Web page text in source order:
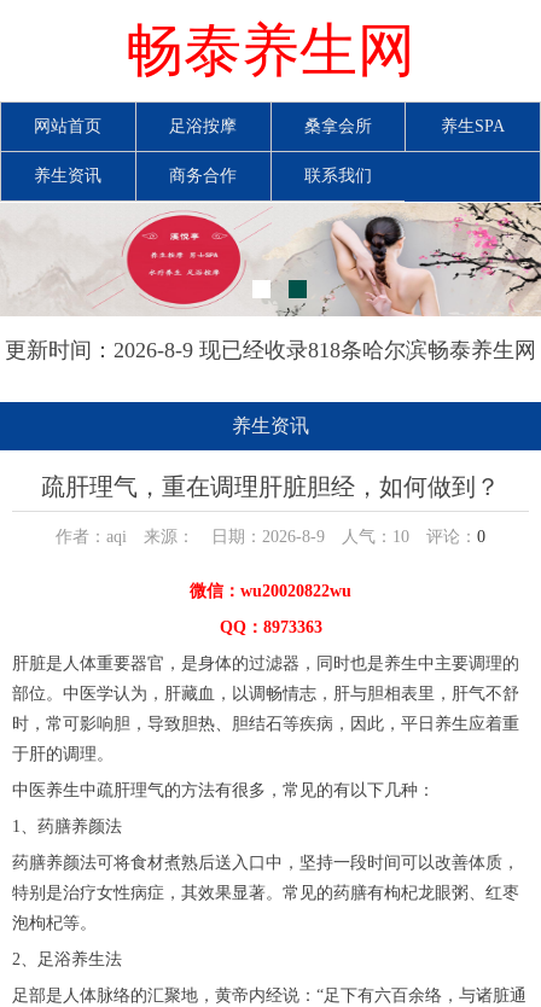
畅泰养生网
网站首页 足浴按摩 桑拿会所 养生SPA
养生资讯 商务合作 联系我们
更新时间：2026-8-9 现已经收录818条哈尔滨畅泰养生网
养生资讯
疏肝理气，重在调理肝脏胆经，如何做到？
作者：aqi 来源： 日期：2026-8-9 人气： 10 评论： 0
微信：wu20020822wu
QQ：8973363
肝脏是人体重要器官，是身体的过滤器，同时也是养生中主要调理的
部位。中医学认为，肝藏血，以调畅情志，肝与胆相表里，肝气不舒
时，常可影响胆，导致胆热、胆结石等疾病，因此，平日养生应着重
于肝的调理。
中医养生中疏肝理气的方法有很多，常见的有以下几种：
1、药膳养颜法
药膳养颜法可将食材煮熟后送入口中，坚持一段时间可以改善体质，
特别是治疗女性病症，其效果显著。常见的药膳有枸杞龙眼粥、红枣
泡枸杞等。
2、足浴养生法
足部是人体脉络的汇聚地，黄帝内经说：“足下有六百余络，与诸脏通